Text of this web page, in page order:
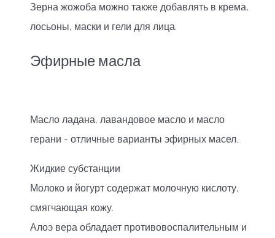
Зерна жожоба можно также добавлять в крема,
лосьоны, маски и гели для лица.
Эфирные масла
Масло ладана, лавандовое масло и масло
герани - отличные варианты эфирных масел.
Жидкие субстанции
Молоко и йогурт содержат молочную кислоту,
смягчающая кожу.
Алоэ вера обладает противовоспалительным и